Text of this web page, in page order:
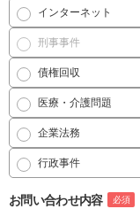
インターネット
刑事事件
債権回収
医療・介護問題
企業法務
行政事件
お問い合わせ内容 必須